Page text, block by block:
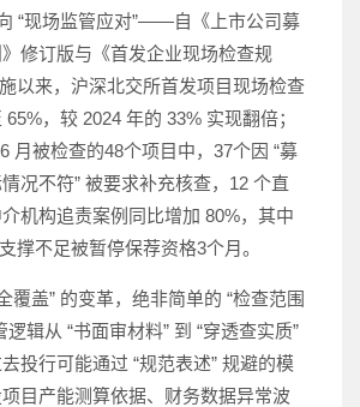
“现场监管应对”——自《上市公司募
修订版与《首发企业现场检查规
以来，沪深北交所首发项目现场检查
，较 2024 年的 33% 实现翻倍；
月被检查的48个项目中，37个因 “募
况不符” 被要求补充核查，12 个直
机构追责案例同比增加 80%，其中
撑不足被暂停保荐资格3个月。
覆盖” 的变革，绝非简单的 “检查范围
辑从 “书面审材料” 到 “穿透查实质”
投行可能通过 “规范表述” 规避的模
目产能测算依据、财务数据异常波